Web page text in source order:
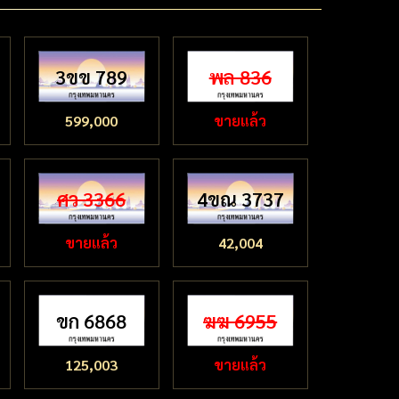
3ขข 789
599,000
พล 836
ขายแล้ว
ศว 3366
ขายแล้ว
4ขณ 3737
42,004
ขก 6868
125,003
ฆฆ 6955
ขายแล้ว